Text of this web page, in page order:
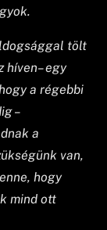
tölt
híven– egy
a régebbi
–
a
van,
hogy
mind ott